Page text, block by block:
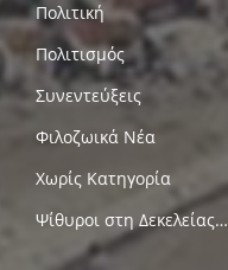
Πολιτική
Πολιτισμός
Συνεντεύξεις
Φιλοζωικά Νέα
Χωρίς Κατηγορία
Ψίθυροι στη Δεκελείας…